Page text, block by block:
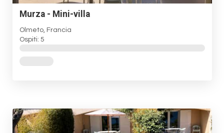
Murza - Mini-villa
Olmeto, Francia
Ospiti: 5